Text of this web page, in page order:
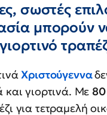
σωστές
μπορούν
Χριστούγεννα
και γιορτινά. Με
για τετραμελή